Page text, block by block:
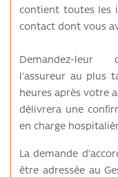
contient toutes les
contact dont vous
Demandez-leur
l'assureur au plus
heures après votre
délivrera une
en charge
La demande
être adressée au